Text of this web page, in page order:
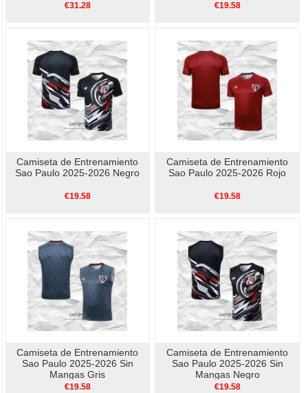
€31.28 €19.58
Camiseta de Entrenamiento
Sao Paulo 2025-2026 Negro
€19.58
Camiseta de Entrenamiento
Sao Paulo 2025-2026 Rojo
€19.58
Camiseta de Entrenamiento
Sao Paulo 2025-2026 Sin
Mangas Gris
€19.58
Camiseta de Entrenamiento
Sao Paulo 2025-2026 Sin
Mangas Negro
€19.58